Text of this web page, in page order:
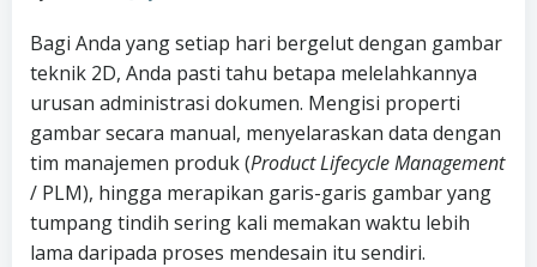
Bagi Anda yang setiap hari bergelut dengan gambar
teknik 2D, Anda pasti tahu betapa melelahkannya
urusan administrasi dokumen. Mengisi properti
gambar secara manual, menyelaraskan data dengan
tim manajemen produk (Product Lifecycle Management
/ PLM), hingga merapikan garis-garis gambar yang
tumpang tindih sering kali memakan waktu lebih
lama daripada proses mendesain itu sendiri.